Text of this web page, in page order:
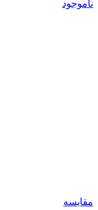
ناموجود
مقایسه